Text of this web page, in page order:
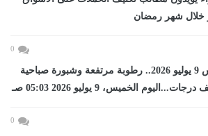
خلال شهر رمضان
0
طقس الخميس 9 يوليو 2026.. رطوبة مرتفعة وشبورة صباحية
الخميس، 9 يوليو 2026 05:03 صـ
0